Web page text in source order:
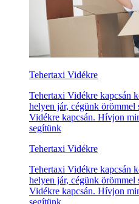
Tehertaxi Vidékre
Tehertaxi Vidékre kapcsán
helyen jár, cégünk örömmel
Vidékre kapcsán. Hívjon
segítünk
Tehertaxi Vidékre
Tehertaxi Vidékre kapcsán
helyen jár, cégünk örömmel
Vidékre kapcsán. Hívjon